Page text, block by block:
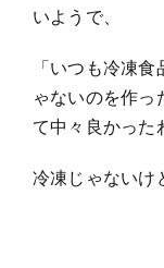
いようで、
「いつも冷凍
ゃないのを作っ
て中々良かった
冷凍じゃないけ